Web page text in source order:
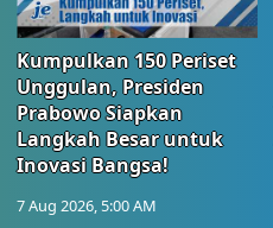
Kumpulkan 150 Periset
Unggulan, Presiden
Prabowo Siapkan
Langkah Besar untuk
Inovasi Bangsa!
7 Aug 2026, 5:00 AM